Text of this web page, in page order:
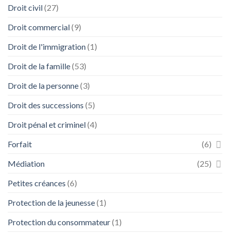
Droit civil(27)
Droit commercial(9)
Droit de l'immigration(1)
Droit de la famille(53)
Droit de la personne(3)
Droit des successions (5)
Droit pénal et criminel(4)
Forfait
(6)
Médiation
(25)
Petites créances (6)
Protection de la jeunesse(1)
Protection du consommateur(1)